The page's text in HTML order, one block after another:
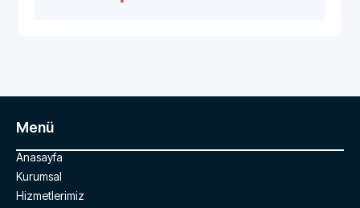
Menü
Anasayfa
Kurumsal
Hizmetlerimiz